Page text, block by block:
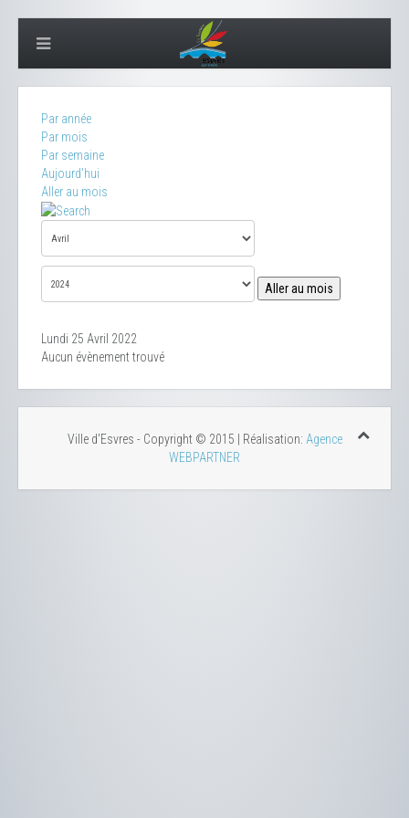
Par année
Par mois
Par semaine
Aujourd'hui
Aller au mois
Aller au mois
Lundi 25 Avril 2022
Aucun évènement trouvé
Ville d'Esvres - Copyright © 2015 | Réalisation: Agence
WEBPARTNER